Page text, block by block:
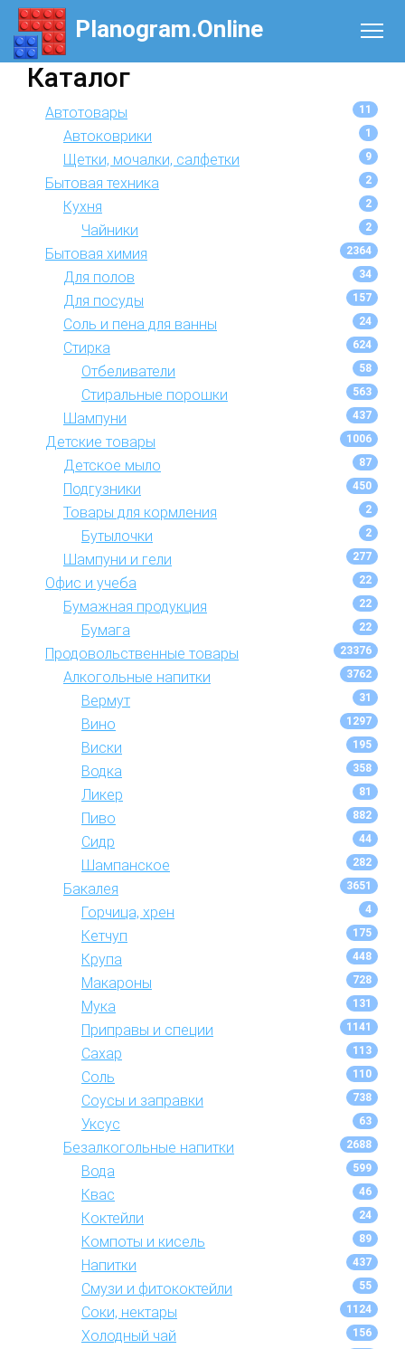
Planogram.Online
Каталог
Автотовары 11
Автоковрики 1
Щетки, мочалки, салфетки 9
Бытовая техника 2
Кухня 2
Чайники 2
Бытовая химия 2364
Для полов 34
Для посуды 157
Соль и пена для ванны 24
Стирка 624
Отбеливатели 58
Стиральные порошки 563
Шампуни 437
Детские товары 1006
Детское мыло 87
Подгузники 450
Товары для кормления 2
Бутылочки 2
Шампуни и гели 277
Офис и учеба 22
Бумажная продукция 22
Бумага 22
Продовольственные товары 23376
Алкогольные напитки 3762
Вермут 31
Вино 1297
Виски 195
Водка 358
Ликер 81
Пиво 882
Сидр 44
Шампанское 282
Бакалея 3651
Горчица, хрен 4
Кетчуп 175
Крупа 448
Макароны 728
Мука 131
Приправы и специи 1141
Сахар 113
Соль 110
Соусы и заправки 738
Уксус 63
Безалкогольные напитки 2688
Вода 599
Квас 46
Коктейли 24
Компоты и кисель 89
Напитки 437
Смузи и фитококтейли 55
Соки, нектары 1124
Холодный чай 156